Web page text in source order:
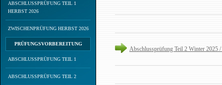
ABSCHLUSSPRÜFUNG TEIL 1
HERBST 2026
ZWISCHENPRÜFUNG HERBST 2026
PRÜFUNGSVORBEREITUNG
ABSCHLUSSPRÜFUNG TEIL 1
ABSCHLUSSPRÜFUNG TEIL 2
Abschlussprüfung Teil 2 Winter 2025